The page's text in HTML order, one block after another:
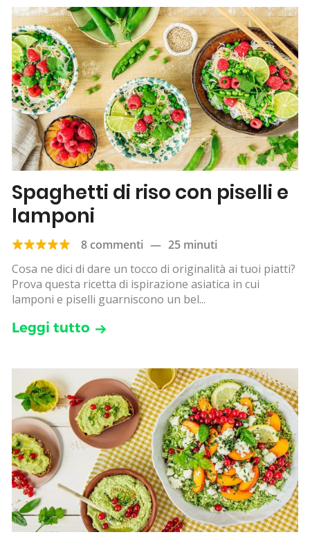
Spaghetti di riso con piselli e
lamponi
8 commenti — 25 minuti
Cosa ne dici di dare un tocco di originalità ai tuoi piatti?
Prova questa ricetta di ispirazione asiatica in cui
lamponi e piselli guarniscono un bel...
Leggi tutto